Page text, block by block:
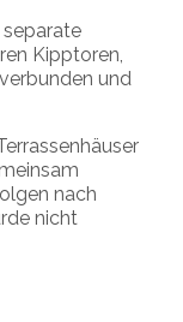
Kipptoren,
und
nach
nicht